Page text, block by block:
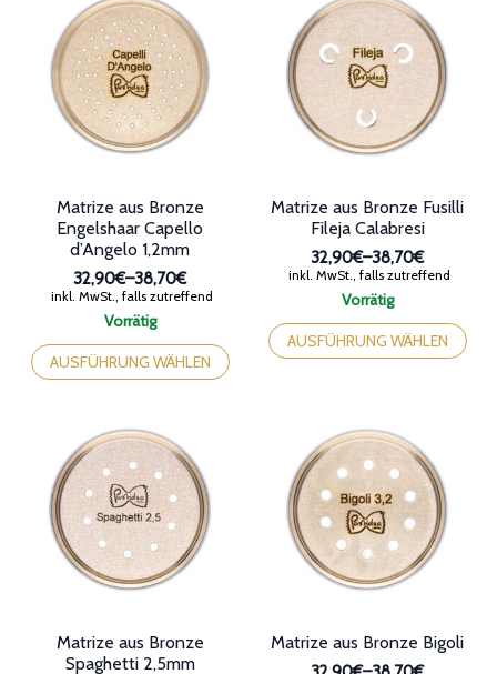
Optionen
können
der
Produktseite
gewählt
Optionen
können
auf
Produktseite
Vorrätig
Matrize aus Bronze
Engelshaar Capello
d’Angelo 1,2mm
32,90€–38,70€
Preisspanne:
32,90€
38,70€
inkl. MwSt., falls zutreffend
AUSFÜHRUNG WÄHLEN
Dieses
Produkt
weist
Optionen
können
auf
Produktseite
Vorrätig
Matrize aus Bronze Fusilli
Fileja Calabresi
32,90€–38,70€
Preisspanne:
32,90€
38,70€
inkl. MwSt., falls zutreffend
AUSFÜHRUNG WÄHLEN
Dieses
Produkt
weist
Optionen
können
der
Produktseite
gewählt
Matrize aus Bronze
Spaghetti 2,5mm
Matrize aus Bronze Bigoli